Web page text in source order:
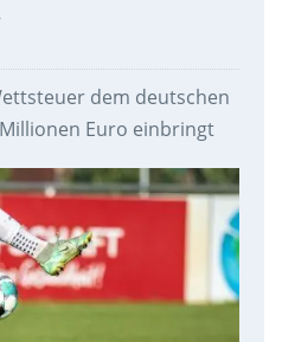
dem deutschen
Euro einbringt